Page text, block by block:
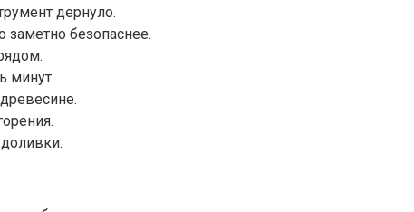
дернуло.
заметно безопаснее.
минут.